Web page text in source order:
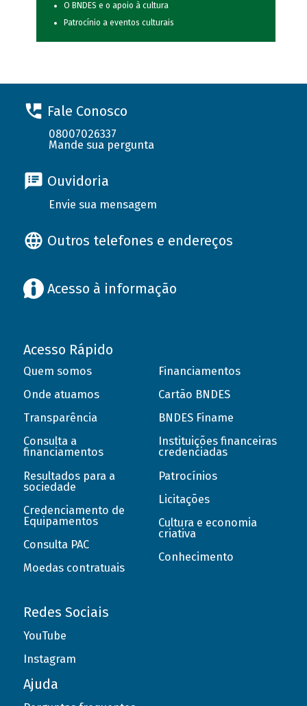
O BNDES e o apoio à cultura
Patrocínio a eventos culturais
Fale Conosco
08007026337
Mande sua pergunta
Ouvidoria
Envie sua mensagem
Outros telefones e endereços
Acesso à informação
Acesso Rápido
Quem somos
Onde atuamos
Transparência
Consulta a
financiamentos
Resultados para a
sociedade
Credenciamento de
Equipamentos
Consulta PAC
Moedas contratuais
Financiamentos
Cartão BNDES
BNDES Finame
Instituições financeiras
credenciadas
Patrocínios
Licitações
Cultura e economia
criativa
Conhecimento
Redes Sociais
YouTube
Instagram
Ajuda